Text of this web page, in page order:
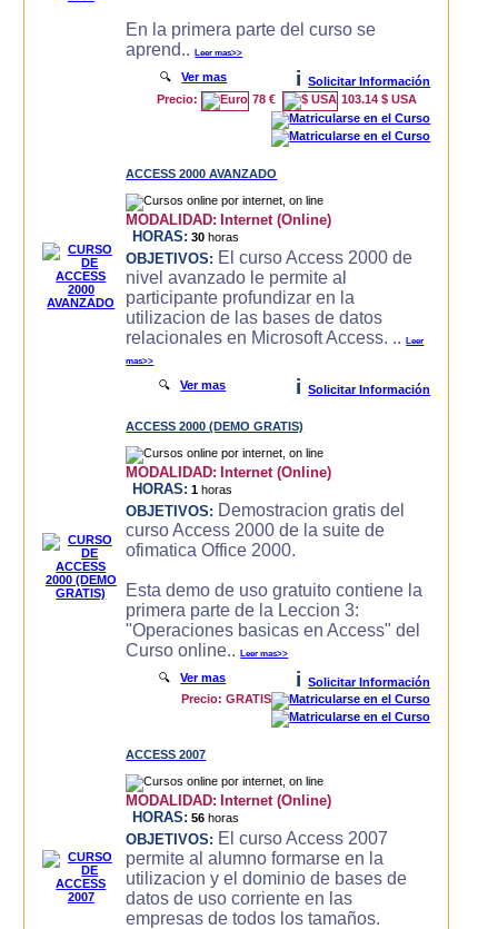
En la primera parte del curso se
aprend..Leer mas>>
🔍Ver mas i
Solicitar Información
Precio:
78 € 103.14 $ USA
ACCESS 2000 AVANZADO
MODALIDAD: Internet (Online)
HORAS: 30 horas
OBJETIVOS: El curso Access 2000 de
nivel avanzado le permite al
participante profundizar en la
utilizacion de las bases de datos
relacionales en Microsoft Access. ..Leer
mas>>
🔍Ver mas i Solicitar Información
ACCESS 2000 (DEMO GRATIS)
MODALIDAD: Internet (Online)
HORAS: 1 horas
OBJETIVOS: Demostracion gratis del
curso Access 2000 de la suite de
ofimatica Office 2000.
Esta demo de uso gratuito contiene la
primera parte de la Leccion 3:
"Operaciones basicas en Access" del
Curso online..Leer mas>>
🔍Ver mas i
Solicitar Información
Precio: GRATIS
ACCESS 2007
MODALIDAD: Internet (Online)
HORAS: 56 horas
OBJETIVOS: El curso Access 2007
permite al alumno formarse en la
utilizacion y el dominio de bases de
datos de uso corriente en las
empresas de todos los tamaños.